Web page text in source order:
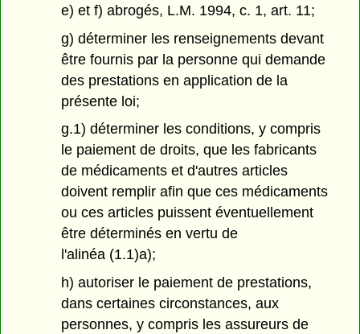
e) et f) abrogés, L.M. 1994, c. 1, art. 11;
g) déterminer les renseignements devant
être fournis par la personne qui demande
des prestations en application de la
présente loi;
g.1) déterminer les conditions, y compris
le paiement de droits, que les fabricants
de médicaments et d'autres articles
doivent remplir afin que ces médicaments
ou ces articles puissent éventuellement
être déterminés en vertu de
l'alinéa (1.1)a);
h) autoriser le paiement de prestations,
dans certaines circonstances, aux
personnes, y compris les assureurs de